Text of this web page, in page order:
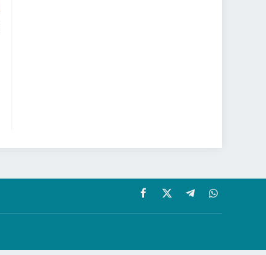
Facebook
X
(Twitter)
TelegramWhatsApp